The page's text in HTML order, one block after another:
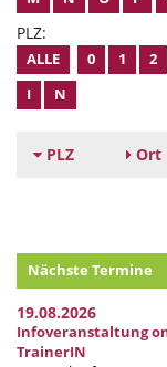
PLZ:
ALLE 0 1 2
I
N
PLZ Ort
Nächste Termine
19.08.2026
Infoveranstaltung
TrainerIN